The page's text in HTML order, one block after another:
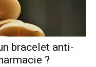
bracelet anti-
?